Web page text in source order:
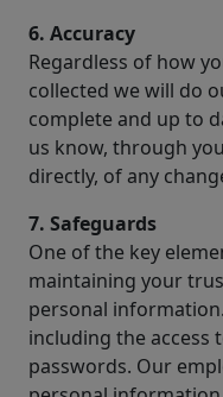
6. Accuracy
Regardless of how
collected we will do
complete and up to
us know, through
directly, of any
7. Safeguards
One of the key
maintaining your
personal
including the access
passwords. Our